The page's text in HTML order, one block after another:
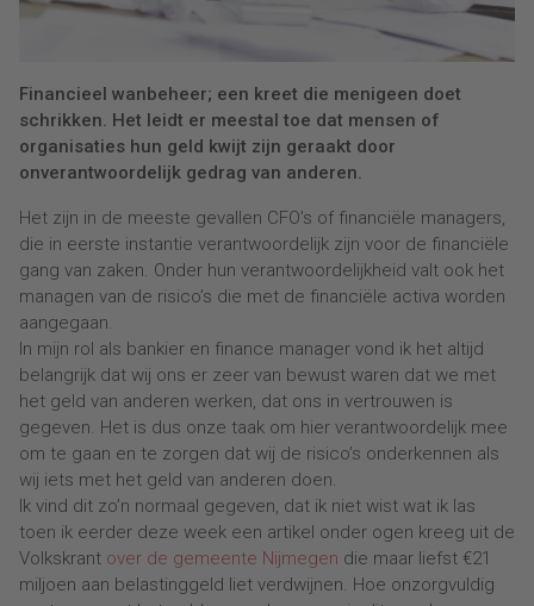
Financieel wanbeheer; een kreet die menigeen doet
schrikken. Het leidt er meestal toe dat mensen of
organisaties hun geld kwijt zijn geraakt door
onverantwoordelijk gedrag van anderen.
Het zijn in de meeste gevallen CFO’s of financiële managers,
die in eerste instantie verantwoordelijk zijn voor de financiële
gang van zaken. Onder hun verantwoordelijkheid valt ook het
managen van de risico’s die met de financiële activa worden
aangegaan.
In mijn rol als bankier en finance manager vond ik het altijd
belangrijk dat wij ons er zeer van bewust waren dat we met
het geld van anderen werken, dat ons in vertrouwen is
gegeven. Het is dus onze taak om hier verantwoordelijk mee
om te gaan en te zorgen dat wij de risico’s onderkennen als
wij iets met het geld van anderen doen.
Ik vind dit zo’n normaal gegeven, dat ik niet wist wat ik las
toen ik eerder deze week een artikel onder ogen kreeg uit de
Volkskrant over de gemeente Nijmegen die maar liefst €21
miljoen aan belastinggeld liet verdwijnen. Hoe onzorgvuldig